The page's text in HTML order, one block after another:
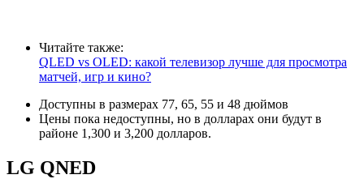
Читайте также:
QLED vs OLED: какой телевизор лучше для просмотра
матчей, игр и кино?
Доступны в размерах 77, 65, 55 и 48 дюймов
Цены пока недоступны, но в долларах они будут в
районе 1,300 и 3,200 долларов.
LG QNED